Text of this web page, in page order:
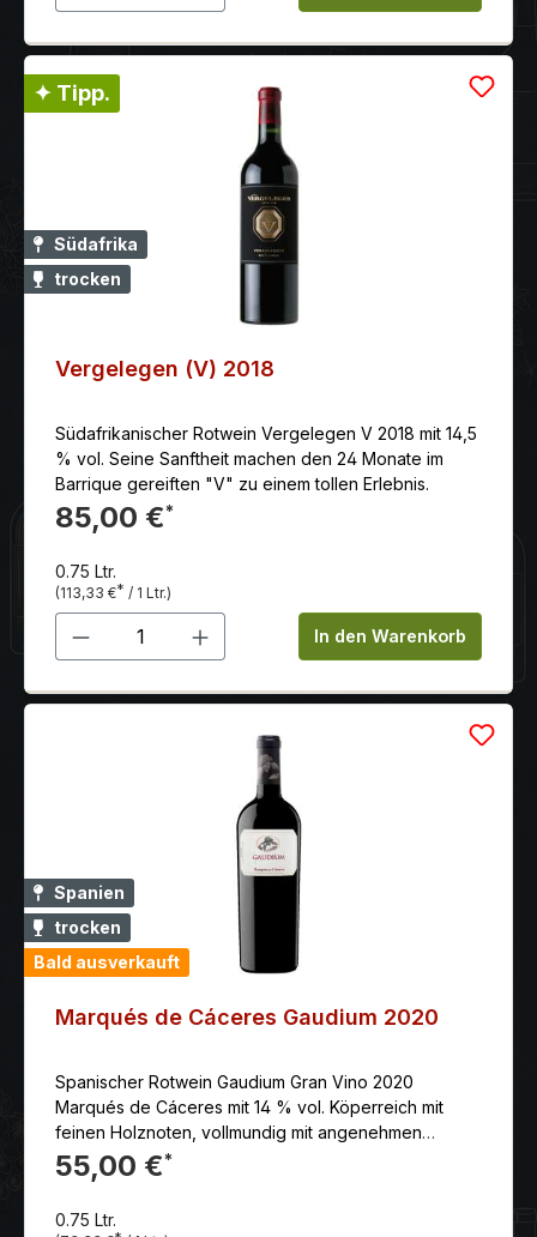
✦ Tipp.
Südafrika
trocken
Vergelegen (V) 2018
Südafrikanischer Rotwein Vergelegen V 2018 mit 14,5
% vol. Seine Sanftheit machen den 24 Monate im
Barrique gereiften "V" zu einem tollen Erlebnis.
85,00 €*
0.75 Ltr.
(113,33 €* / 1 Ltr.)
Produkt Anzahl: Gib denIn den Warenkorb
Spanien
trocken
Bald ausverkauft
Marqués de Cáceres Gaudium 2020
Spanischer Rotwein Gaudium Gran Vino 2020
Marqués de Cáceres mit 14 % vol. Köperreich mit
feinen Holznoten, vollmundig mit angenehmen
Tanninen. Kellerei: 1970 gründete Enrique Forner die
Bodega in der besten, kühleren Teilregion „Rioja
55,00 €*
0.75 Ltr.